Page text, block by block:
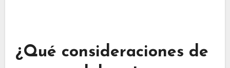
nuevos sabores, mientras que envases más
grandes son perfectos para los amantes de la